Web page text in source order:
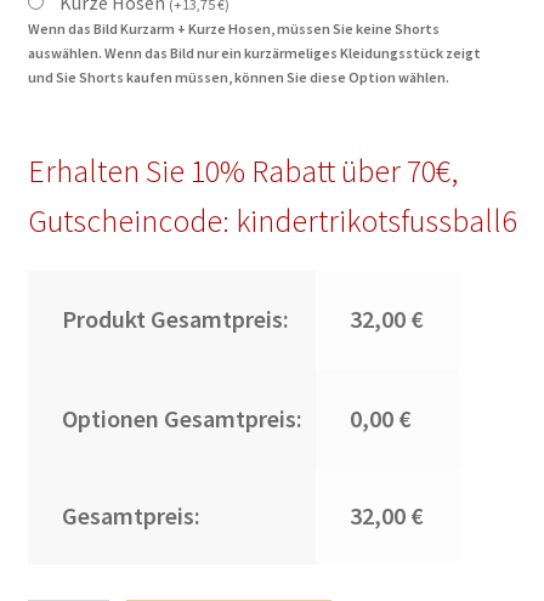
(+13,75€)
Wenn das Bild Kurzarm + Kurze Hosen, müssen Sie keine Shorts
auswählen. Wenn das Bild nur ein kurzärmeliges Kleidungsstück zeigt
und Sie Shorts kaufen müssen, können Sie diese Option wählen.
Erhalten Sie 10% Rabatt über 70€,
Gutscheincode: kindertrikotsfussball6
Produkt Gesamtpreis: 32,00 €
Optionen Gesamtpreis: 0,00 €
Gesamtpreis: 32,00 €